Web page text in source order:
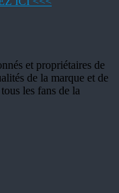
et propriétaires de
de la marque et de
les fans de la